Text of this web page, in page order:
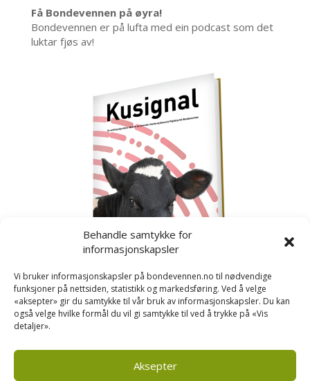
Behandle samtykke for
informasjonskapsler
Vi bruker informasjonskapsler på bondevennen.no til nødvendige
funksjoner på nettsiden, statistikk og markedsføring. Ved å velge
«aksepter» gir du samtykke til vår bruk av informasjonskapsler. Du kan
også velge hvilke formål du vil gi samtykke til ved å trykke på «Vis
detaljer».
Aksepter
Få Bondevennen på øyra!
Bondevennen er på lufta med ein podcast som det
luktar fjøs av!
Kusignal